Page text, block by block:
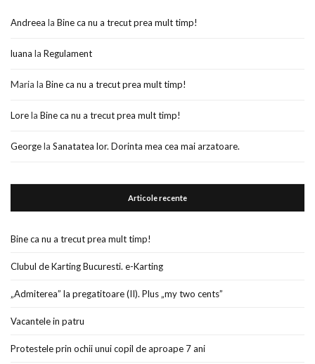
Andreea la Bine ca nu a trecut prea mult timp!
luana la Regulament
Maria la Bine ca nu a trecut prea mult timp!
Lorela Bine ca nu a trecut prea mult timp!
Georgela Sanatatea lor. Dorinta mea cea mai arzatoare.
Articole recente
Bine ca nu a trecut prea mult timp!
Clubul de Karting Bucuresti. e-Karting
„Admiterea” la pregatitoare (II). Plus „my two cents”
Vacantele in patru
Protestele prin ochii unui copil de aproape 7 ani